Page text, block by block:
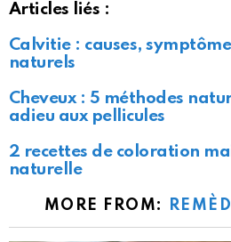
Articles liés :
Calvitie : causes,
naturels
Cheveux : 5 méthodes
adieu aux pellicules
2 recettes de coloration
naturelle
MORE FROM: